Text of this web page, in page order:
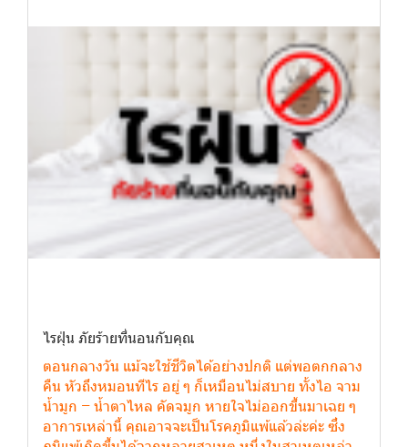
ไรฝุ่น ภัยร้ายที่นอนกับคุณ
ตอนกลางวัน แม้จะใช้ชีวิตได้อย่างปกติ แต่พอตกกลาง
คืน หัวถึงหมอนทีไร อยู่ ๆ ก็เหมือนไม่สบาย ทั้งไอ จาม
น้ำมูก – น้ำตาไหล คัดจมูก หายใจไม่ออกขึ้นมาเฉย ๆ
อาการเหล่านี้ คุณอาจจะเป็นโรคภูมิแพ้แล้วล่ะค่ะ ซึ่ง